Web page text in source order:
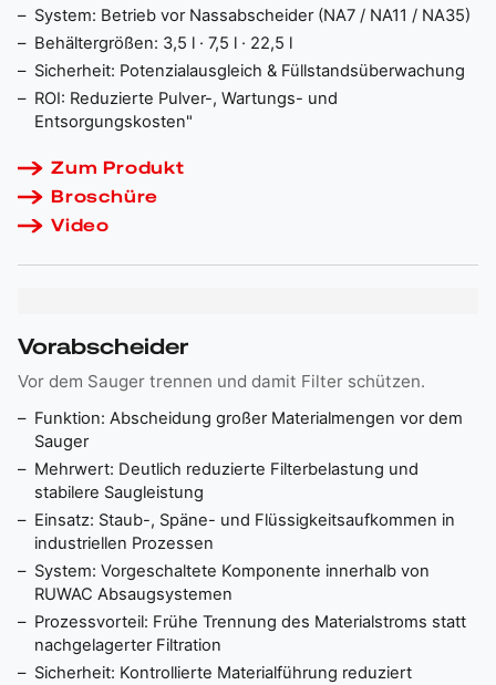
System: Betrieb vor Nassabscheider (NA7 / NA11 / NA35)
Behältergrößen: 3,5 l · 7,5 l · 22,5 l
Sicherheit: Potenzialausgleich & Füllstandsüberwachung
ROI: Reduzierte Pulver-, Wartungs- und
Entsorgungskosten"
Zum Produkt
Broschüre
Video
Vorabscheider
Vor dem Sauger trennen und damit Filter schützen.
Funktion: Abscheidung großer Materialmengen vor dem
Sauger
Mehrwert: Deutlich reduzierte Filterbelastung und
stabilere Saugleistung
Einsatz: Staub-, Späne- und Flüssigkeitsaufkommen in
industriellen Prozessen
System: Vorgeschaltete Komponente innerhalb von
RUWAC Absaugsystemen
Prozessvorteil: Frühe Trennung des Materialstroms statt
nachgelagerter Filtration
Sicherheit: Kontrollierte Materialführung reduziert